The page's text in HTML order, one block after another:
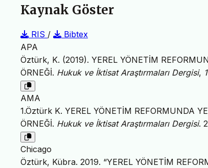
Kaynak Göster
RIS /
Bibtex
APA
Öztürk, K. (2019). YEREL YÖNETİM
ÖRNEĞİ. Hukuk ve İktisat Araştırmaları Dergisi,
AMA
1.Öztürk K. YEREL YÖNETİM REFORMUNDA
ÖRNEĞİ. Hukuk ve İktisat Araştırmaları Dergisi.
Chicago
Öztürk, Kübra. 2019. “YEREL YÖNETİM